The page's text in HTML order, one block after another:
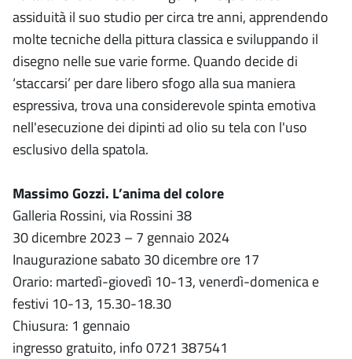
assiduità il suo studio per circa tre anni, apprendendo
molte tecniche della pittura classica e sviluppando il
disegno nelle sue varie forme. Quando decide di
‘staccarsi’ per dare libero sfogo alla sua maniera
espressiva, trova una considerevole spinta emotiva
nell'esecuzione dei dipinti ad olio su tela con l'uso
esclusivo della spatola.
Massimo Gozzi. L’anima del colore
Galleria Rossini, via Rossini 38
30 dicembre 2023 – 7 gennaio 2024
Inaugurazione sabato 30 dicembre ore 17
Orario: martedì-giovedì 10-13, venerdì-domenica e
festivi 10-13, 15.30-18.30
Chiusura: 1 gennaio
ingresso gratuito, info 0721 387541